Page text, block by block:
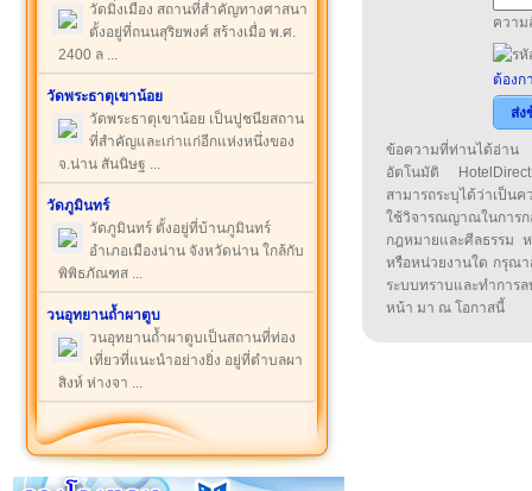
วัดมิ่งเมือง สถานที่สำคัญทางศาสนา
ตั้งอยู่ที่ถนนสุริยพงศ์ สร้างเมื่อ พ.ศ.
2400 ล ...
วัดพระธาตุเขาน้อย
วัดพระธาตุเขาน้อย เป็นปูชนียสถาน
ที่สำคัญและเก่าแก่อีกแห่งหนึ่งของ
จ.น่าน สันนิษฐ ...
วัดภูมินทร์
วัดภูมินทร์ ตั้งอยู่ที่บ้านภูมินทร์
อำเภอเมืองน่าน จังหวัดน่าน ใกล้กับ
พิพิธภัณฑส ...
วนอุทยานถ้ำผาตูบ
วนอุทยานถ้ำผาตูบเป็นสถานที่ท่อง
เที่ยวที่แนะนำอย่างยิ่ง อยู่ที่ตำบลผา
สิงห์ ห่างจา ...
ความ
ต้องก
ส่ง
ข้อความที่ท่านได้อ่าน
อัตโนมัติ
สามารถระบุได้ว่าเป็น
ใช้วิจารณญาณในกา
กฎหมายและศีลธรรม
หรือหน่วยงานใด กรุณา
ระบบทราบและทำกา
หน้า มา ณ โอกาสนี้